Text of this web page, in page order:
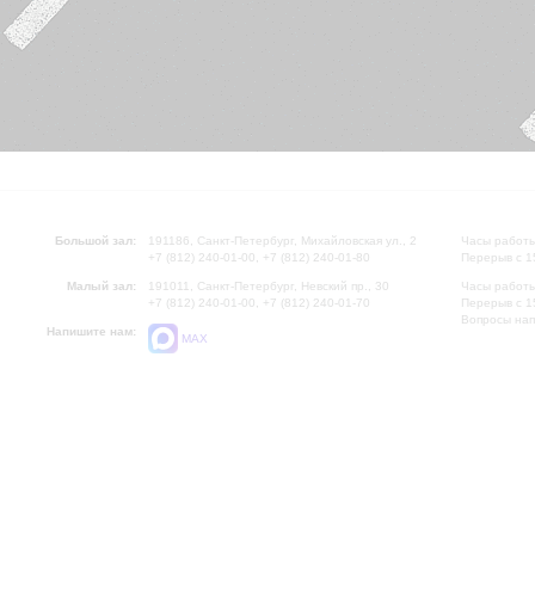
Большой зал:
191186, Санкт-Петербург, Михайловская ул., 2
+7 (812) 240-01-00, +7 (812) 240-01-80
Малый зал:
191011, Санкт-Петербург, Невский пр., 30
+7 (812) 240-01-00, +7 (812) 240-01-70
Напишите нам:
MAX
Часы
Перерыв с
Часы
Перерыв с
Вопросы